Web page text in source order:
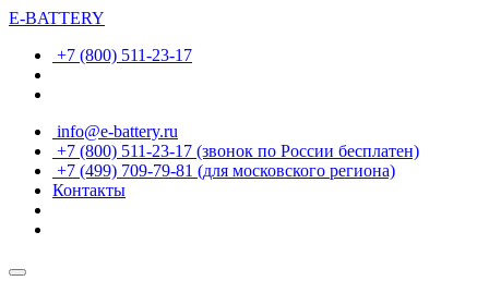
E-BATTERY
+7 (800) 511-23-17
info@e-battery.ru
+7 (800) 511-23-17 (звонок по России бесплатен)
+7 (499) 709-79-81 (для московского региона)
Контакты